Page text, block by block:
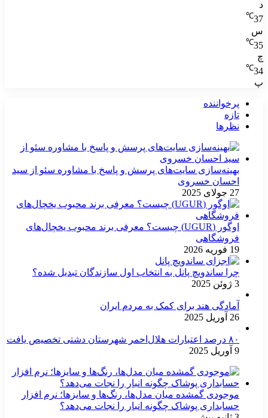
د
37
℃
س
35
℃
چ
34
℃
پ
پرخواننده
تازه
نظرها
بهینه‌سازی سایت‌های پرسش و پاسخ با مشاوره سئو از سید
احسان خسروی
27 جولای 2025
اوگور (UGUR) چیست؟ معرفی برند محبوب یخچال‌های
فروشگاهی
19 فوریه 2026
چرا ساندویچ پانل به انتخاب اول سازندگان تبدیل شده؟
3 ژوئن 2025
آمادگی هند برای کمک به مردم ایران
26 آوریل 2025
۸۰ درصد اعتبارات هلال‌احمر شهرستان دشتی تخصیص یافت
9 آوریل 2025
موجودی گمشده میان مدل‌ها، رنگ‌ها و سایزها؛ نرم افزار
حسابداری پوشاک چگونه انبار را نجات می‌دهد؟